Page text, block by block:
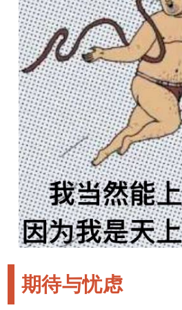
期待与忧虑